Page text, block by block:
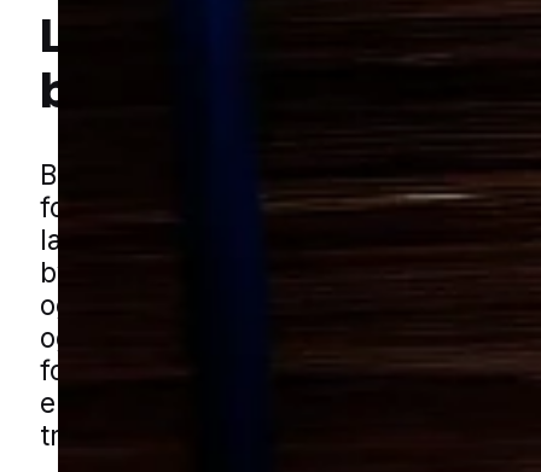
Lokal bekæmpelse
borebiller
Borebiller kan være svære at opdage i
fordi de ofte arbejder skjult i træværk
længere tid. Problemet ses især i
bygninger, hvor der findes ældre
også i mindre bygninger som skure,
og udhuse, hvor træet kan være mere
for skiftende temperatur og fugt.
en god idé at reagere, hvis du ser
træet eller fint boremel.
Hej! Hvordan kan jeg hjælpe dig? Har du nogen spørgsmål?